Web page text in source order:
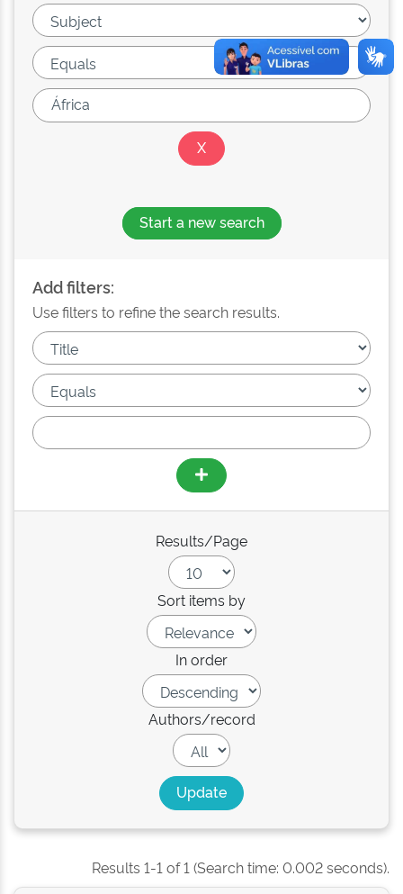
Start a new search
Add filters:
Use filters to refine the search results.
Results/Page
Sort items by
In order
Authors/record
Results 1-1 of 1 (Search time: 0.002 seconds).